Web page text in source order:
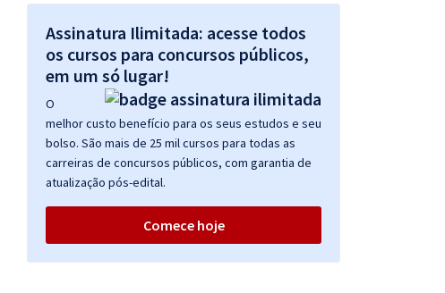
Assinatura Ilimitada: acesse todos
os cursos para concursos públicos,
em um só lugar!
O
melhor custo benefício para os seus estudos e seu
bolso. São mais de 25 mil cursos para todas as
carreiras de concursos públicos, com garantia de
atualização pós-edital.
Comece hoje